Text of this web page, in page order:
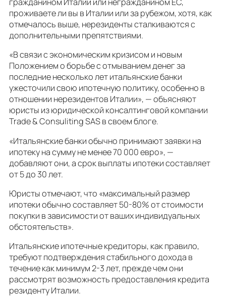
проживаете ли вы в Италии или за рубежом, хотя, как
отмечалось выше, нерезиденты сталкиваются с
дополнительными препятствиями.
«В связи с экономическим кризисом и новым
Положением о борьбе с отмыванием денег за
последние несколько лет итальянские банки
ужесточили свою ипотечную политику, особенно в
отношении нерезидентов Италии», — объясняют
юристы из юридической консалтинговой компании
Trade & Consuliting SAS в своем блоге.
«Итальянские банки обычно принимают заявки на
ипотеку на сумму не менее 70 000 евро», —
добавляют они, а срок выплаты ипотеки составляет
от 5 до 30 лет.
Юристы отмечают, что «максимальный размер
ипотеки обычно составляет 50-80% от стоимости
покупки в зависимости от ваших индивидуальных
обстоятельств».
Итальянские ипотечные кредиторы, как правило,
требуют подтверждения стабильного дохода в
течение как минимум 2-3 лет, прежде чем они
рассмотрят возможность предоставления кредита
резиденту Италии.